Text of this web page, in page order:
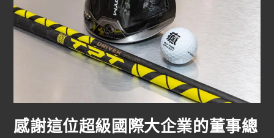
感謝這位超級國際大企業的董事總